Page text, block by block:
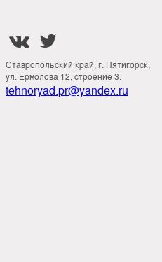
 
Ставропольский край, г. Пятигорск,
ул. Ермолова 12, строение 3.
tehnoryad.pr@yandex.ru